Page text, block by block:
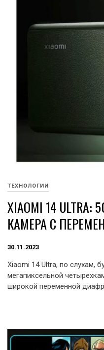
ТЕХНОЛОГИИ
XIAOMI 14
КАМЕРА С
30.11.2023
Xiaomi 14 Ultra, по слухам,
мегапиксельной
широкой переменной